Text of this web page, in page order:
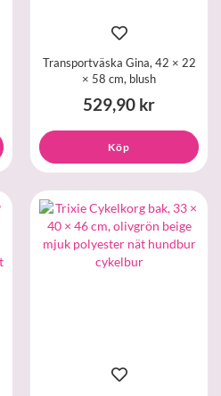
Transportväska Gina, 42 × 22
× 58 cm, blush
529,90 kr
Köp